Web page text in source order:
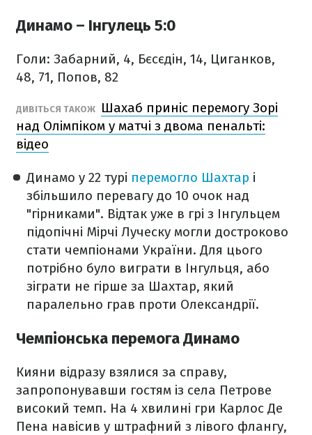
Динамо – Інгулець 5:0
Голи: Забарний, 4, Бєсєдін, 14, Циганков,
48, 71, Попов, 82
ДИВІТЬСЯ ТАКОЖ
Шахаб приніс перемогу Зорі
над Олімпіком у матчі з двома пенальті:
відео
Динамо у 22 турі перемогло Шахтар і
збільшило перевагу до 10 очок над
"гірниками". Відтак уже в грі з Інгульцем
підопічні Мірчі Луческу могли достроково
стати чемпіонами України. Для цього
потрібно було виграти в Інгульця, або
зіграти не гірше за Шахтар, який
паралельно грав проти Олександрії.
Чемпіонська перемога Динамо
Кияни відразу взялися за справу,
запропонувавши гостям із села Петрове
високий темп. На 4 хвилині гри Карлос Де
Пена навісив у штрафний з лівого флангу,